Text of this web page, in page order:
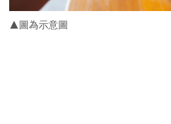
▲圖為示意圖